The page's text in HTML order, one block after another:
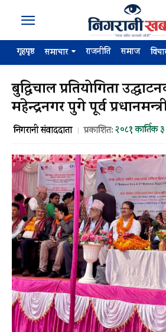
गृहपृष्ठ समाचार राजनीति समाज
बुद्धिचाल प्रतियोगिता
महेन्द्रनगर पुगे पूर्व
निगरानी संवाददाता प्रकाशित:२०८१ कार्तिक ३